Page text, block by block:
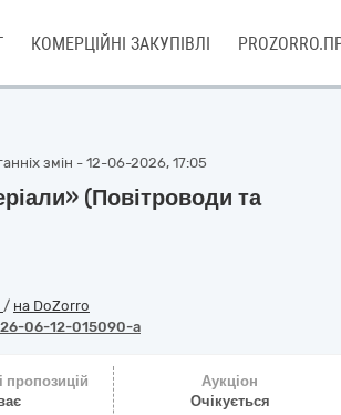
КОМЕРЦІЙНІ ЗАКУПІВЛІ
змін - 12-06-2026, 17:05
(Повітроводи та
/ на DoZorro
06-12-015090-a
пропозицій
Аукціон
Очікується